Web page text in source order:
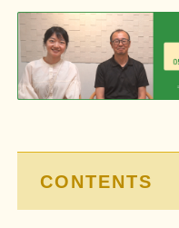
ビ
ゲ
ー
シ
CONTENTS